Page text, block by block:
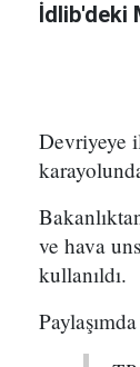
İdlib'deki
Devriyeye
ve hava
kullanıldı.